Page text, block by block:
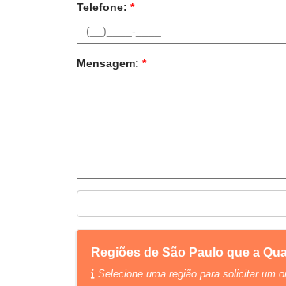
Telefone:*
Mensagem:*
Regiões de São Paulo que a
Selecione uma região para solicitar um